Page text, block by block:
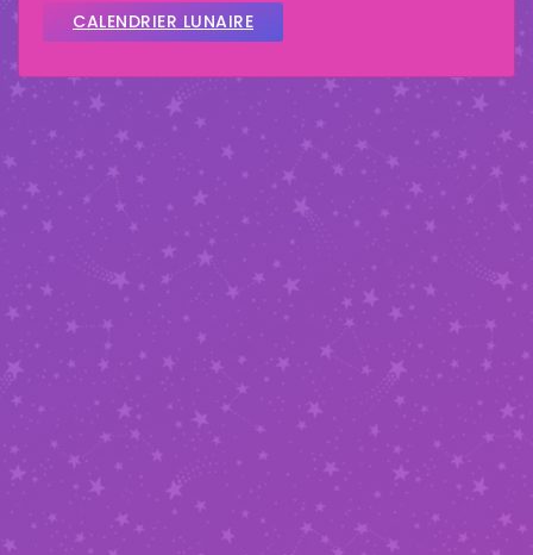
CALENDRIER LUNAIRE